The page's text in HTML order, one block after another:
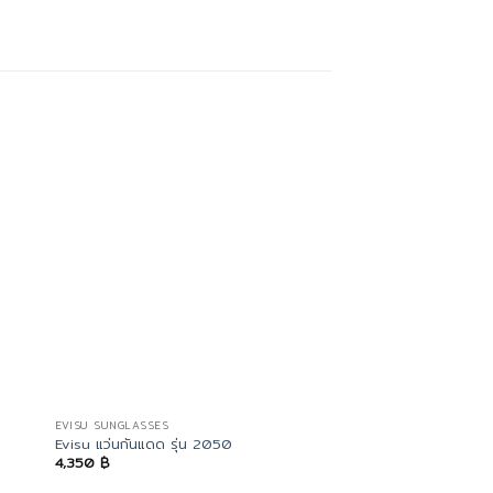
EVISU SUNGLASSES
Evisu แว่นกันแดด รุ่น 2050
4,350 ฿